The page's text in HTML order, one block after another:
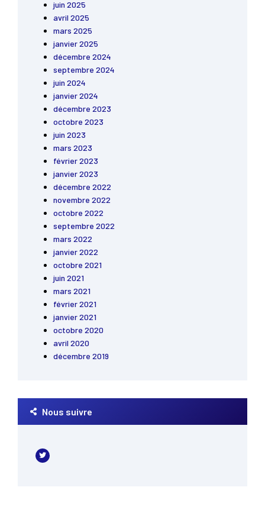
juin 2025
avril 2025
mars 2025
janvier 2025
décembre 2024
septembre 2024
juin 2024
janvier 2024
décembre 2023
octobre 2023
juin 2023
mars 2023
février 2023
janvier 2023
décembre 2022
novembre 2022
octobre 2022
septembre 2022
mars 2022
janvier 2022
octobre 2021
juin 2021
mars 2021
février 2021
janvier 2021
octobre 2020
avril 2020
décembre 2019
Nous suivre